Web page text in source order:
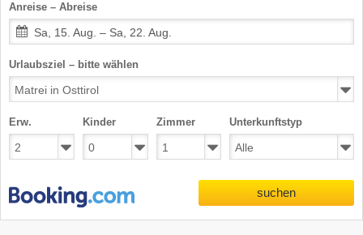
Anreise – Abreise
Sa, 15. Aug. – Sa, 22. Aug.
Urlaubsziel – bitte wählen
Erw. Kinder Zimmer Unterkunftstyp
suchen